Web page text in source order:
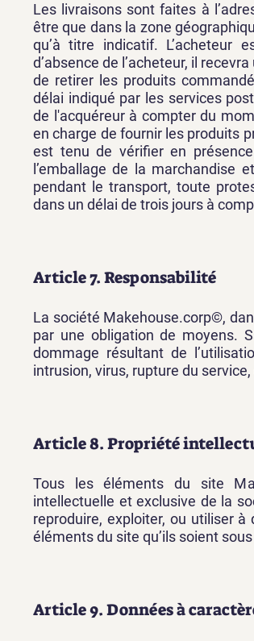
Les livraisons sont faites à
être que dans la zone
qu’à titre indicatif.
d’absence de l’acheteur, il
de retirer les produits
délai indiqué par les services
de l'acquéreur à compter du
en charge de fournir les produits
est tenu de vérifier en
l’emballage de la marchandise
pendant le transport, toute
dans un délai de trois jours à
Article 7. Responsabilité
La société Makehouse.corp©,
par une obligation de moyens.
dommage résultant de
intrusion, virus, rupture du
Article 8. Propriété
Tous les éléments du site
intellectuelle et exclusive de la
reproduire, exploiter, ou utiliser
éléments du site qu’ils soient
Article 9. Données à